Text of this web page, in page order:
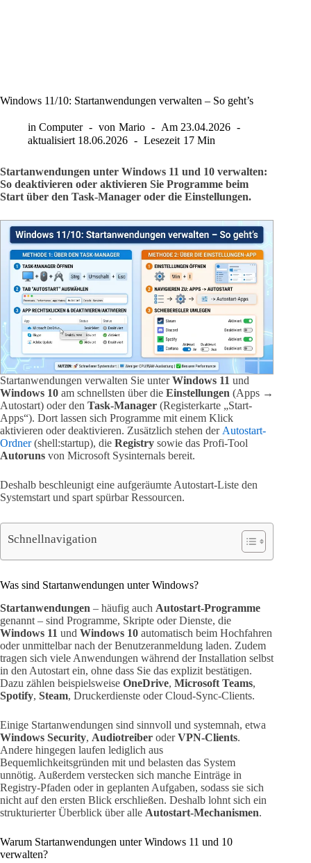
Windows 11/10: Startanwendungen verwalten – So geht’s
in Computer von Mario Am 23.04.2026
aktualisiert 18.06.2026 Lesezeit 17 Min
Startanwendungen unter Windows 11 und 10 verwalten:
So deaktivieren oder aktivieren Sie Programme beim
Start über den Task-Manager oder die Einstellungen.
Startanwendungen verwalten Sie unterWindows 11 und
Windows 10 am schnellsten über die Einstellungen (Apps →
Autostart) oder den Task-Manager (Registerkarte „Start-
Apps“). Dort lassen sich Programme mit einem Klick
aktivieren oder deaktivieren. Zusätzlich stehen der Autostart-
Ordner(shell:startup), die Registry sowie das Profi-Tool
Autoruns von Microsoft Sysinternals bereit.
Deshalb beschleunigt eine aufgeräumte Autostart-Liste den
Systemstart und spart spürbar Ressourcen.
Schnellnavigation
Was sind Startanwendungen unter Windows?
Startanwendungen – häufig auch Autostart-Programme
genannt – sind Programme, Skripte oder Dienste, die
Windows 11 und Windows 10 automatisch beim Hochfahren
oder unmittelbar nach der Benutzeranmeldung laden. Zudem
tragen sich viele Anwendungen während der Installation selbst
in den Autostart ein, ohne dass Sie das explizit bestätigen.
Dazu zählen beispielsweise OneDrive, Microsoft Teams,
Spotify, Steam, Druckerdienste oder Cloud-Sync-Clients.
Einige Startanwendungen sind sinnvoll und systemnah, etwa
Windows Security, Audiotreiber oderVPN-Clients.
Andere hingegen laufen lediglich aus
Bequemlichkeitsgründen mit und belasten das System
unnötig. Außerdem verstecken sich manche Einträge in
Registry-Pfaden oder in geplanten Aufgaben, sodass sie sich
nicht auf den ersten Blick erschließen. Deshalb lohnt sich ein
strukturierter Überblick über alle Autostart-Mechanismen.
Warum Startanwendungen unter Windows 11 und 10
verwalten?